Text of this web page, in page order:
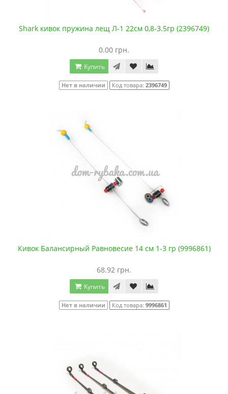
Shark кивок пружина лещ Л-1 22см 0,8-3.5гр (2396749)
0.00 грн.
Купить
Нет в наличии Код товара: 2396749
Кивок Балансирный Равновесие 14 см 1-3 гр (9996861)
68.92 грн.
Купить
Нет в наличии Код товара: 9996861